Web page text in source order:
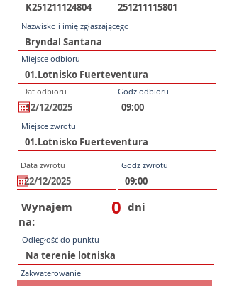
Nazwisko i imię zgłaszającego
Miejsce odbioru
Dat odbioru Godz odbioru
Miejsce zwrotu
Data zwrotu Godz zwrotu
Wynajem
na:
0 dni
Odległość do punktu
Zakwaterowanie